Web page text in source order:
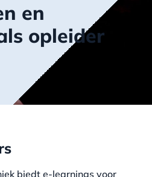
en
opleider
biedt e-learnings voor